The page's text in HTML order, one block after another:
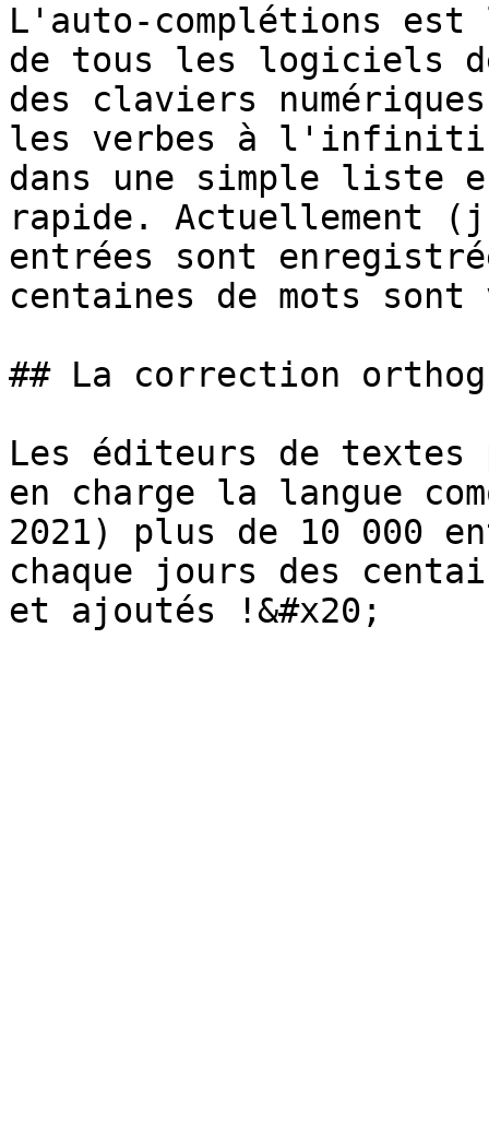
L'auto-complétions
de tous les logiciels
des claviers
les verbes à l'infinitif
dans une simple liste
rapide. Actuellement
entrées sont
centaines de mots
## La correction
Les éditeurs de textes
en charge la langue
2021) plus de 10 000
chaque jours des